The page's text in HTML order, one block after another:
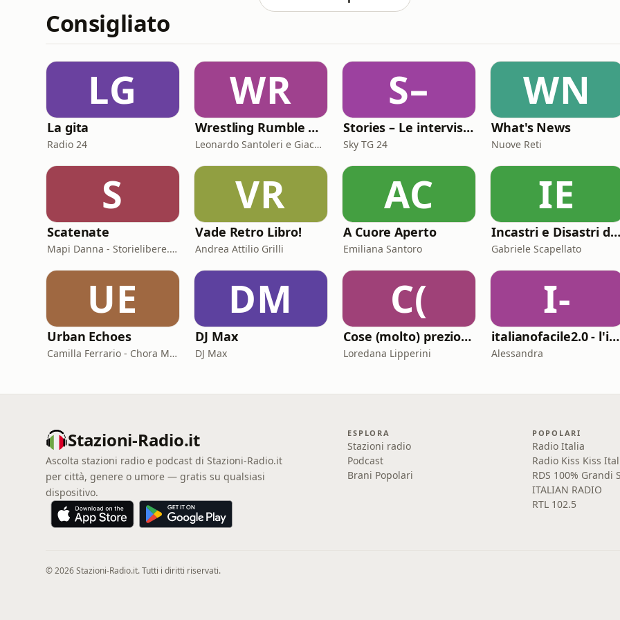
Consigliato
LG
La gita
Radio 24
WR
Wrestling Rumble Room Podcast
Leonardo Santoleri e Giacomo Toniaccini
S–
Stories – Le interviste di Omar Schillaci
Sky TG 24
WN
What's News
Nuove Reti
S
Scatenate
Mapi Danna - Storielibere.fm
VR
Vade Retro Libro!
Andrea Attilio Grilli
AC
A Cuore Aperto
Emiliana Santoro
IE
Incastri e Disastri
Gabriele Scapellato
UE
Urban Echoes
Camilla Ferrario - Chora Media
DM
DJ Max
DJ Max
C(
Cose (molto) preziose
Loredana Lipperini
I-
italianofacile2.0 - l'italiano con le canzoni
Alessandra
Stazioni-Radio.it
Ascolta stazioni radio e podcast di Stazioni-Radio.it
per città, genere o umore — gratis su qualsiasi
dispositivo.
ESPLORA
Stazioni radio
Podcast
Brani Popolari
POPOLARI
Radio Italia
Radio Kiss Kiss
RDS 100% Grandi
ITALIAN RADIO
RTL 102.5
© 2026 Stazioni-Radio.it. Tutti i diritti riservati.